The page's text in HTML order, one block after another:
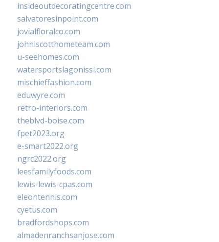
insideoutdecoratingcentre.com
salvatoresinpoint.com
jovialfloralco.com
johnlscotthometeam.com
u-seehomes.com
watersportslagonissi.com
mischieffashion.com
eduwyre.com
retro-interiors.com
theblvd-boise.com
fpet2023.org
e-smart2022.org
ngrc2022.org
leesfamilyfoods.com
lewis-lewis-cpas.com
eleontennis.com
cyetus.com
bradfordshops.com
almadenranchsanjose.com